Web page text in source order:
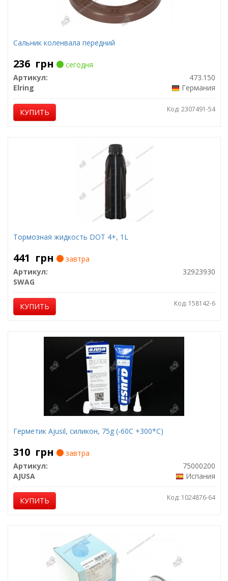
Сальник коленвала передний
236 грн
сегодня
Артикул:
473.150
Elring
Германия
КУПИТЬ Код: 2307491-54
Тормозная жидкость DOT 4+, 1L
441 грн
завтра
Артикул:
32923930
SWAG
КУПИТЬ Код: 158142-6
Герметик Ajusil, силикон, 75g (-60С +300*С)
310 грн
завтра
Артикул:
75000200
AJUSA
Испания
КУПИТЬ Код: 1024876-64